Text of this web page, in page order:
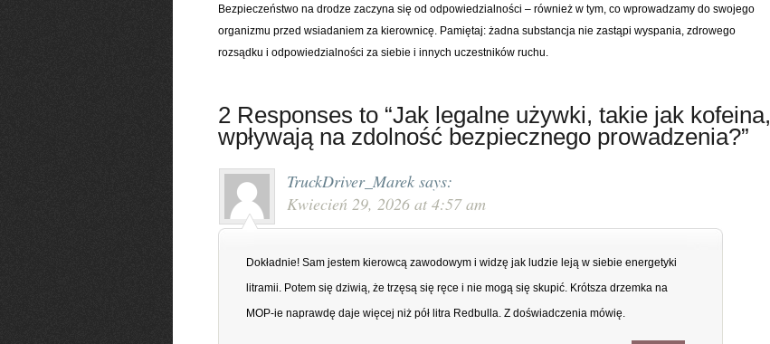
Bezpieczeństwo na drodze zaczyna się od odpowiedzialności – również w tym, co wprowadzamy do swojego
organizmu przed wsiadaniem za kierownicę. Pamiętaj: żadna substancja nie zastąpi wyspania, zdrowego
rozsądku i odpowiedzialności za siebie i innych uczestników ruchu.
2 Responses to “Jak legalne używki, takie jak kofeina,
wpływają na zdolność bezpiecznego prowadzenia?”
TruckDriver_Marek says:
Kwiecień 29, 2026 at 4:57 am
Dokładnie! Sam jestem kierowcą zawodowym i widzę jak ludzie leją w siebie energetyki
litramii. Potem się dziwią, że trzęsą się ręce i nie mogą się skupić. Krótsza drzemka na
MOP-ie naprawdę daje więcej niż pół litra Redbulla. Z doświadczenia mówię.